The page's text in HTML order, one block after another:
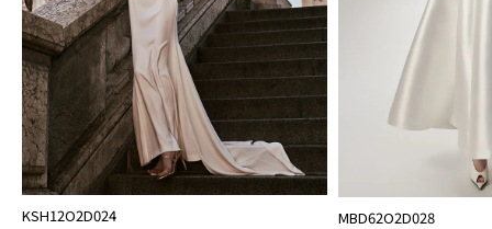
KSH12O2D024
MBD62O2D028